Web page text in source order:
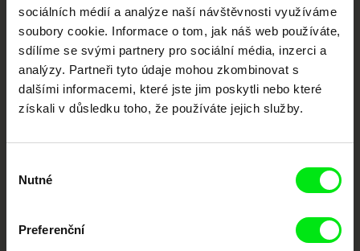
sociálních médií a analýze naší návštěvnosti využíváme
soubory cookie. Informace o tom, jak náš web používáte,
sdílíme se svými partnery pro sociální média, inzerci a
analýzy. Partneři tyto údaje mohou zkombinovat s
dalšími informacemi, které jste jim poskytli nebo které
získali v důsledku toho, že používáte jejich služby.
souhlasu
Nutné
Preferenční
Portál DAFilms.cz je výsledkem tvůrčí spolupráce 7 klíčových evropských
festivalů dokumentárního filmu sdružených do Doc Alliance. Naším cílem je
posouvat hranice dokumentárního filmu, propagovat jeho rozmanitost a
podporovat kvalitní autorské filmy.
Členové Doc Alliance
DOK Leipzig